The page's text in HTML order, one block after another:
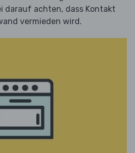
darauf achten, dass Kontakt
vermieden wird.